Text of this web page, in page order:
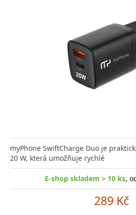
myPhone SwiftCharge Duo je
20 W, která umožňuje rychlé
E-shop skladem > 10 ks,
289 Kč